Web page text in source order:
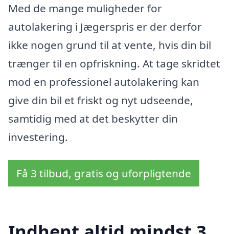
Med de mange muligheder for
autolakering i Jægerspris er der derfor
ikke nogen grund til at vente, hvis din bil
trænger til en opfriskning. At tage skridtet
mod en professionel autolakering kan
give din bil et friskt og nyt udseende,
samtidig med at det beskytter din
investering.
Få 3 tilbud, gratis og uforpligtende